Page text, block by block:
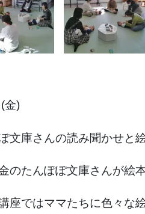
金)
文庫さんの読み聞かせ
のたんぽぽ文庫さんが絵
座ではママたちに色々な